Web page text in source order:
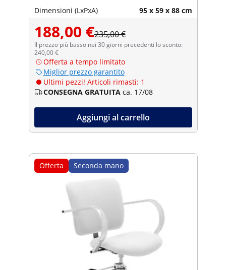
Dimensioni (LxPxA) 95 x 59 x 88 cm
188,00 €235,00 €
Il prezzo più basso nei 30 giorni precedenti lo sconto:
240,00 €
Offerta a tempo limitato
Miglior prezzo garantito
Ultimi pezzi! Articoli rimasti: 1
CONSEGNA GRATUITA ca. 17/08
Aggiungi al carrello
Offerta Seconda mano